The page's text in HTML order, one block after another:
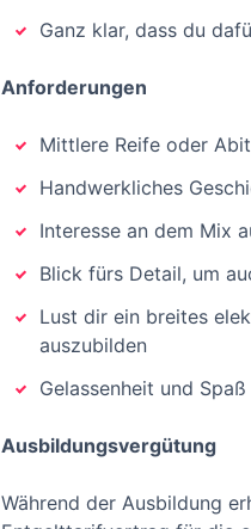
Ganz klar, dass du
Anforderungen
Mittlere Reife oder
Handwerkliches
Interesse an dem Mix
Blick fürs Detail, um
Lust dir ein breites
auszubilden
Gelassenheit und
Ausbildungsvergütung
Während der Ausbildung